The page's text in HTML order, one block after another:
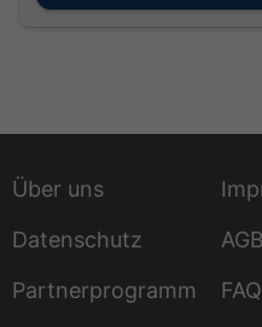
Über uns
Datenschutz
AGB
Partnerprogramm
FAQ